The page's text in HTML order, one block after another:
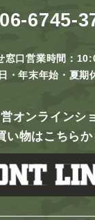
06-6745-
窓口営業時間：
・年末年始・夏期
オンラインシ
い物はこちらか